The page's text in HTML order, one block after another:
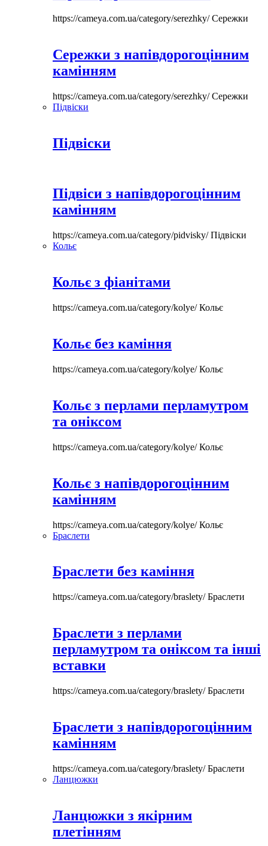
https://cameya.com.ua/category/serezhky/Сережки
Сережки з напівдорогоцінним
камінням
https://cameya.com.ua/category/serezhky/Сережки
Підвіски
Підвіски
Підвіси з напівдорогоцінним
камінням
https://cameya.com.ua/category/pidvisky/Підвіски
Кольє
Кольє з фіанітами
https://cameya.com.ua/category/kolye/Кольє
Кольє без каміння
https://cameya.com.ua/category/kolye/Кольє
Кольє з перлами перламутром
та оніксом
https://cameya.com.ua/category/kolye/Кольє
Кольє з напівдорогоцінним
камінням
https://cameya.com.ua/category/kolye/Кольє
Браслети
Браслети без каміння
https://cameya.com.ua/category/braslety/Браслети
Браслети з перлами
перламутром та оніксом та інші
вставки
https://cameya.com.ua/category/braslety/Браслети
Браслети з напівдорогоцінним
камінням
https://cameya.com.ua/category/braslety/Браслети
Ланцюжки
Ланцюжки з якірним
плетінням